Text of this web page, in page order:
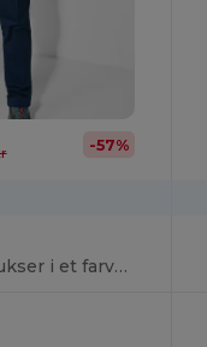
-57%
TROOPER Lange bukser i et farvekombinationsdesign